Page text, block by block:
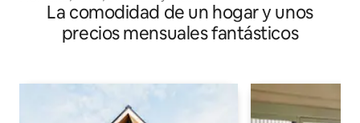
La comodidad de un hogar y unos
precios mensuales fantásticos